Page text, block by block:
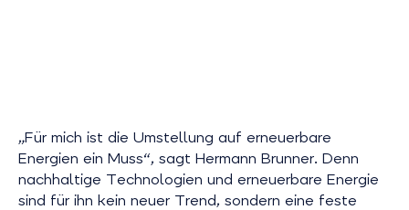
„Für mich ist die Umstellung auf erneuerbare
Energien ein Muss“, sagt Hermann Brunner. Denn
nachhaltige Technologien und erneuerbare Energie
sind für ihn kein neuer Trend, sondern eine feste